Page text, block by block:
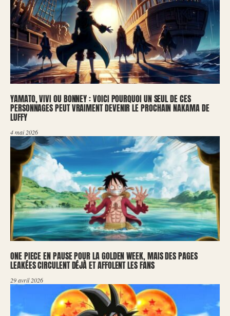
YAMATO, VIVI OU BONNEY : VOICI POURQUOI UN SEUL DE CES
PERSONNAGES PEUT VRAIMENT DEVENIR LE PROCHAIN NAKAMA DE
LUFFY
4 mai 2026
ONE PIECE EN PAUSE POUR LA GOLDEN WEEK, MAIS DES PAGES
LEAKÉES CIRCULENT DÉJÀ ET AFFOLENT LES FANS
29 avril 2026